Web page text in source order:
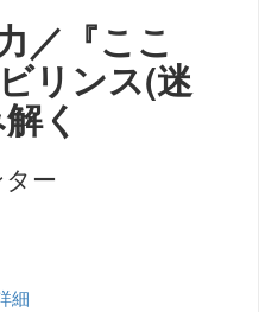
／『ここ
リンス(迷
く
ー
細